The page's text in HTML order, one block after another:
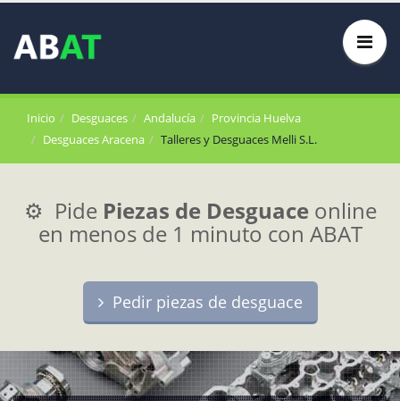
Inicio Desguaces Andalucía
Provincia Huelva
Desguaces Aracena
Talleres y Desguaces Melli S.L.
⚙️ Pide Piezas de Desguace online
en menos de 1 minuto con ABAT
Pedir piezas de desguace